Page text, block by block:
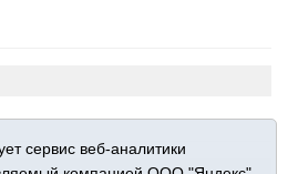
сервис веб-аналитики